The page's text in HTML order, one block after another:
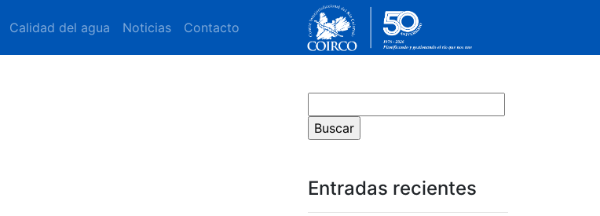
Calidad del agua Noticias Contacto
Entradas recientes